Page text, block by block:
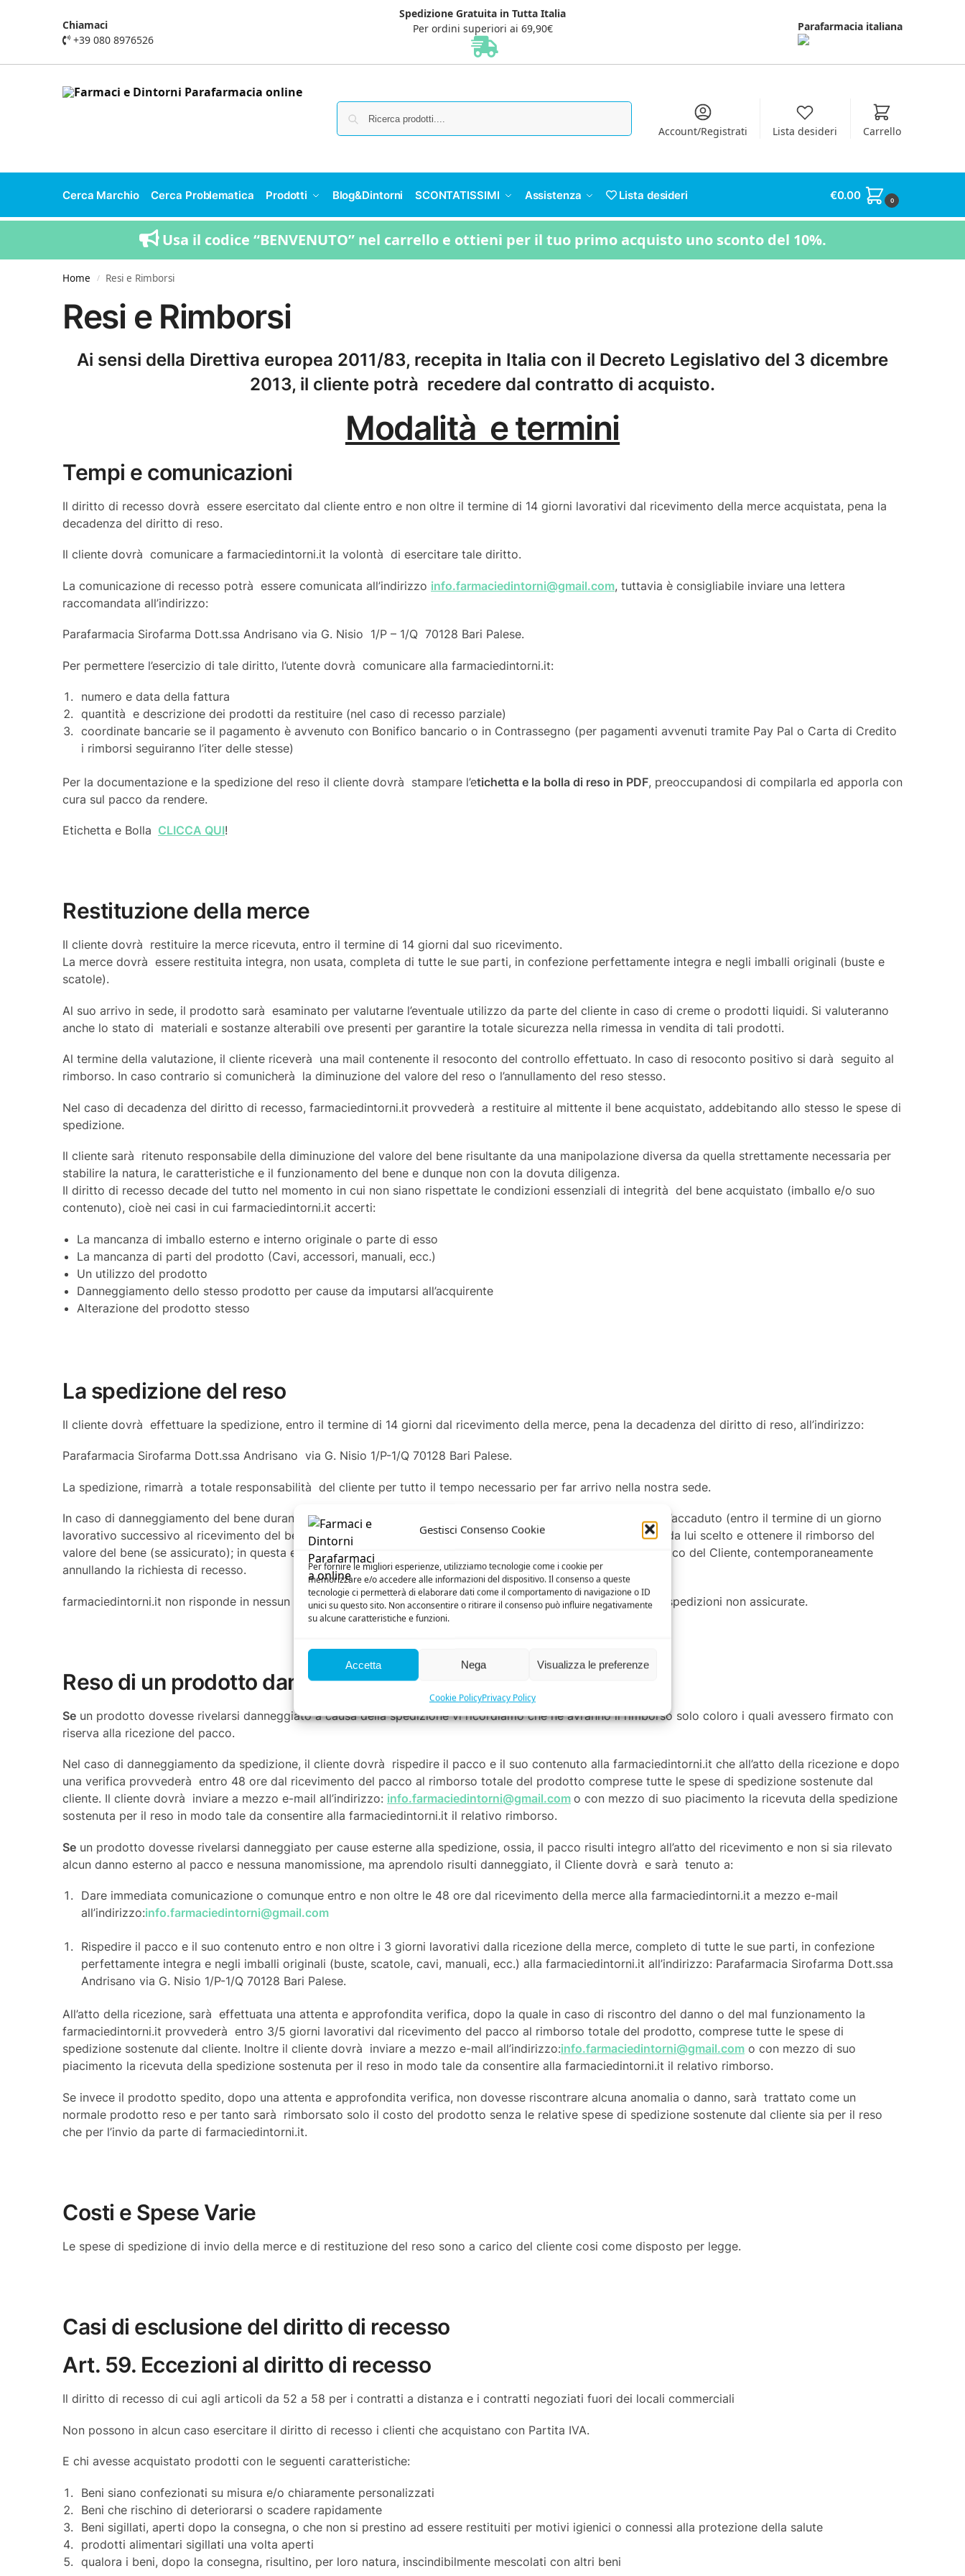
Gestisci Consenso Cookie
Per fornire le migliori esperienze, utilizziamo tecnologie come i cookie per
memorizzare e/o accedere alle informazioni del dispositivo. Il consenso a queste
tecnologie ci permetterà di elaborare dati come il comportamento di navigazione o ID
unici su questo sito. Non acconsentire o ritirare il consenso può influire negativamente
su alcune caratteristiche e funzioni.
Accetta Nega Visualizza le preferenze
Cookie PolicyPrivacy Policy
Chiamaci
+39 080 8976526
Spedizione Gratuita in Tutta Italia
Per ordini superiori ai 69,90€
Parafarmacia italiana
Account/Registrati Lista desideri Carrello
Cerca Marchio Cerca Problematica Prodotti Blog&Dintorni SCONTATISSIMI Assistenza Lista desideri €0.00 0
Usa il codice “BENVENUTO” nel carrello e ottieni per il tuo primo acquisto uno sconto del 10%.
Home / Resi e Rimborsi
Resi e Rimborsi
Ai sensi della Direttiva europea 2011/83, recepita in Italia con il Decreto Legislativo del 3 dicembre
2013, il cliente potrà recedere dal contratto di acquisto.
Modalità e termini
Tempi e comunicazioni
Il diritto di recesso dovrà essere esercitato dal cliente entro e non oltre il termine di 14 giorni lavorativi dal ricevimento della merce acquistata, pena la
decadenza del diritto di reso.
Il cliente dovrà comunicare a farmaciedintorni.it la volontà di esercitare tale diritto.
La comunicazione di recesso potrà essere comunicata all’indirizzo info.farmaciedintorni@gmail.com, tuttavia è consigliabile inviare una lettera
raccomandata all’indirizzo:
Parafarmacia Sirofarma Dott.ssa Andrisano via G. Nisio 1/P – 1/Q 70128 Bari Palese.
Per permettere l’esercizio di tale diritto, l’utente dovrà comunicare alla farmaciedintorni.it:
numero e data della fattura
quantità e descrizione dei prodotti da restituire (nel caso di recesso parziale)
coordinate bancarie se il pagamento è avvenuto con Bonifico bancario o in Contrassegno (per pagamenti avvenuti tramite Pay Pal o Carta di Credito
i rimborsi seguiranno l’iter delle stesse)
Per la documentazione e la spedizione del reso il cliente dovrà stampare l’etichetta e la bolla di reso in PDF, preoccupandosi di compilarla ed apporla con
cura sul pacco da rendere.
Etichetta e Bolla CLICCA QUI!
Restituzione della merce
Il cliente dovrà restituire la merce ricevuta, entro il termine di 14 giorni dal suo ricevimento.
La merce dovrà essere restituita integra, non usata, completa di tutte le sue parti, in confezione perfettamente integra e negli imballi originali (buste e
scatole).
Al suo arrivo in sede, il prodotto sarà esaminato per valutarne l’eventuale utilizzo da parte del cliente in caso di creme o prodotti liquidi. Si valuteranno
anche lo stato di materiali e sostanze alterabili ove presenti per garantire la totale sicurezza nella rimessa in vendita di tali prodotti.
Al termine della valutazione, il cliente riceverà una mail contenente il resoconto del controllo effettuato. In caso di resoconto positivo si darà seguito al
rimborso. In caso contrario si comunicherà la diminuzione del valore del reso o l’annullamento del reso stesso.
Nel caso di decadenza del diritto di recesso, farmaciedintorni.it provvederà a restituire al mittente il bene acquistato, addebitando allo stesso le spese di
spedizione.
Il cliente sarà ritenuto responsabile della diminuzione del valore del bene risultante da una manipolazione diversa da quella strettamente necessaria per
stabilire la natura, le caratteristiche e il funzionamento del bene e dunque non con la dovuta diligenza.
Il diritto di recesso decade del tutto nel momento in cui non siano rispettate le condizioni essenziali di integrità del bene acquistato (imballo e/o suo
contenuto), cioè nei casi in cui farmaciedintorni.it accerti:
La mancanza di imballo esterno e interno originale o parte di esso
La mancanza di parti del prodotto (Cavi, accessori, manuali, ecc.)
Un utilizzo del prodotto
Danneggiamento dello stesso prodotto per cause da imputarsi all’acquirente
Alterazione del prodotto stesso
La spedizione del reso
Il cliente dovrà effettuare la spedizione, entro il termine di 14 giorni dal ricevimento della merce, pena la decadenza del diritto di reso, all’indirizzo:
Parafarmacia Sirofarma Dott.ssa Andrisano via G. Nisio 1/P-1/Q 70128 Bari Palese.
La spedizione, rimarrà a totale responsabilità del cliente per tutto il tempo necessario per far arrivo nella nostra sede.
In caso di danneggiamento del bene durante il trasporto, farmaciedintorni.it darà comunicazione al Cliente dell’accaduto (entro il termine di un giorno
lavorativo successivo al ricevimento del bene), per consentirgli di sporgere denuncia nei confronti del corriere da lui scelto e ottenere il rimborso del
valore del bene (se assicurato); in questa eventualità , il prodotto sarà restituito, con spese di spedizione a carico del Cliente, contemporaneamente
annullando la richiesta di recesso.
farmaciedintorni.it non risponde in nessun modo per danneggiamenti o furto/smarrimento di beni restituiti con spedizioni non assicurate.
Reso di un prodotto danneggiato o non funzionante
Se un prodotto dovesse rivelarsi danneggiato a causa della spedizione vi ricordiamo che ne avranno il rimborso solo coloro i quali avessero firmato con
riserva alla ricezione del pacco.
Nel caso di danneggiamento da spedizione, il cliente dovrà rispedire il pacco e il suo contenuto alla farmaciedintorni.it che all’atto della ricezione e dopo
una verifica provvederà entro 48 ore dal ricevimento del pacco al rimborso totale del prodotto comprese tutte le spese di spedizione sostenute dal
cliente. Il cliente dovrà inviare a mezzo e-mail all’indirizzo: info.farmaciedintorni@gmail.com o con mezzo di suo piacimento la ricevuta della spedizione
sostenuta per il reso in modo tale da consentire alla farmaciedintorni.it il relativo rimborso.
Se un prodotto dovesse rivelarsi danneggiato per cause esterne alla spedizione, ossia, il pacco risulti integro all’atto del ricevimento e non si sia rilevato
alcun danno esterno al pacco e nessuna manomissione, ma aprendolo risulti danneggiato, il Cliente dovrà e sarà tenuto a:
Dare immediata comunicazione o comunque entro e non oltre le 48 ore dal ricevimento della merce alla farmaciedintorni.it a mezzo e-mail
all’indirizzo:info.farmaciedintorni@gmail.com
Rispedire il pacco e il suo contenuto entro e non oltre i 3 giorni lavorativi dalla ricezione della merce, completo di tutte le sue parti, in confezione
perfettamente integra e negli imballi originali (buste, scatole, cavi, manuali, ecc.) alla farmaciedintorni.it all’indirizzo: Parafarmacia Sirofarma Dott.ssa
Andrisano via G. Nisio 1/P-1/Q 70128 Bari Palese.
All’atto della ricezione, sarà effettuata una attenta e approfondita verifica, dopo la quale in caso di riscontro del danno o del mal funzionamento la
farmaciedintorni.it provvederà entro 3/5 giorni lavorativi dal ricevimento del pacco al rimborso totale del prodotto, comprese tutte le spese di
spedizione sostenute dal cliente. Inoltre il cliente dovrà inviare a mezzo e-mail all’indirizzo:info.farmaciedintorni@gmail.com o con mezzo di suo
piacimento la ricevuta della spedizione sostenuta per il reso in modo tale da consentire alla farmaciedintorni.it il relativo rimborso.
Se invece il prodotto spedito, dopo una attenta e approfondita verifica, non dovesse riscontrare alcuna anomalia o danno, sarà trattato come un
normale prodotto reso e per tanto sarà rimborsato solo il costo del prodotto senza le relative spese di spedizione sostenute dal cliente sia per il reso
che per l’invio da parte di farmaciedintorni.it.
Costi e Spese Varie
Le spese di spedizione di invio della merce e di restituzione del reso sono a carico del cliente cosi come disposto per legge.
Casi di esclusione del diritto di recesso
Art. 59. Eccezioni al diritto di recesso
Il diritto di recesso di cui agli articoli da 52 a 58 per i contratti a distanza e i contratti negoziati fuori dei locali commerciali
Non possono in alcun caso esercitare il diritto di recesso i clienti che acquistano con Partita IVA.
E chi avesse acquistato prodotti con le seguenti caratteristiche:
Beni siano confezionati su misura e/o chiaramente personalizzati
Beni che rischino di deteriorarsi o scadere rapidamente
Beni sigillati, aperti dopo la consegna, o che non si prestino ad essere restituiti per motivi igienici o connessi alla protezione della salute
prodotti alimentari sigillati una volta aperti
qualora i beni, dopo la consegna, risultino, per loro natura, inscindibilmente mescolati con altri beni